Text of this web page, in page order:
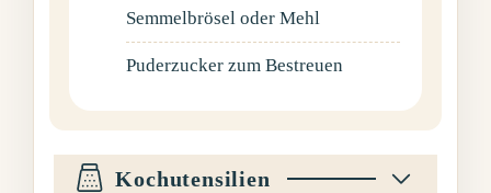
Semmelbrösel oder Mehl
Puderzucker zum Bestreuen
Kochutensilien